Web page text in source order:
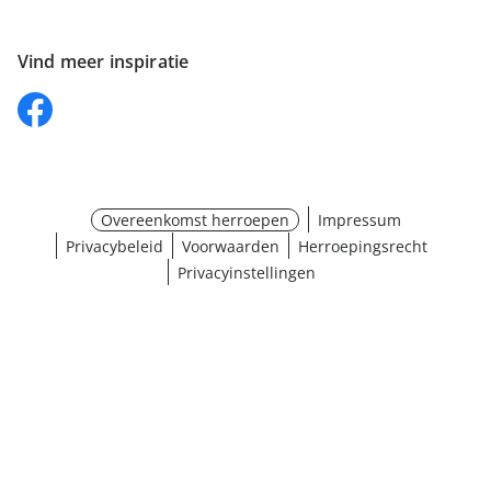
Vind meer inspiratie
Overeenkomst herroepen
Impressum
Privacybeleid
Voorwaarden
Herroepingsrecht
Privacyinstellingen